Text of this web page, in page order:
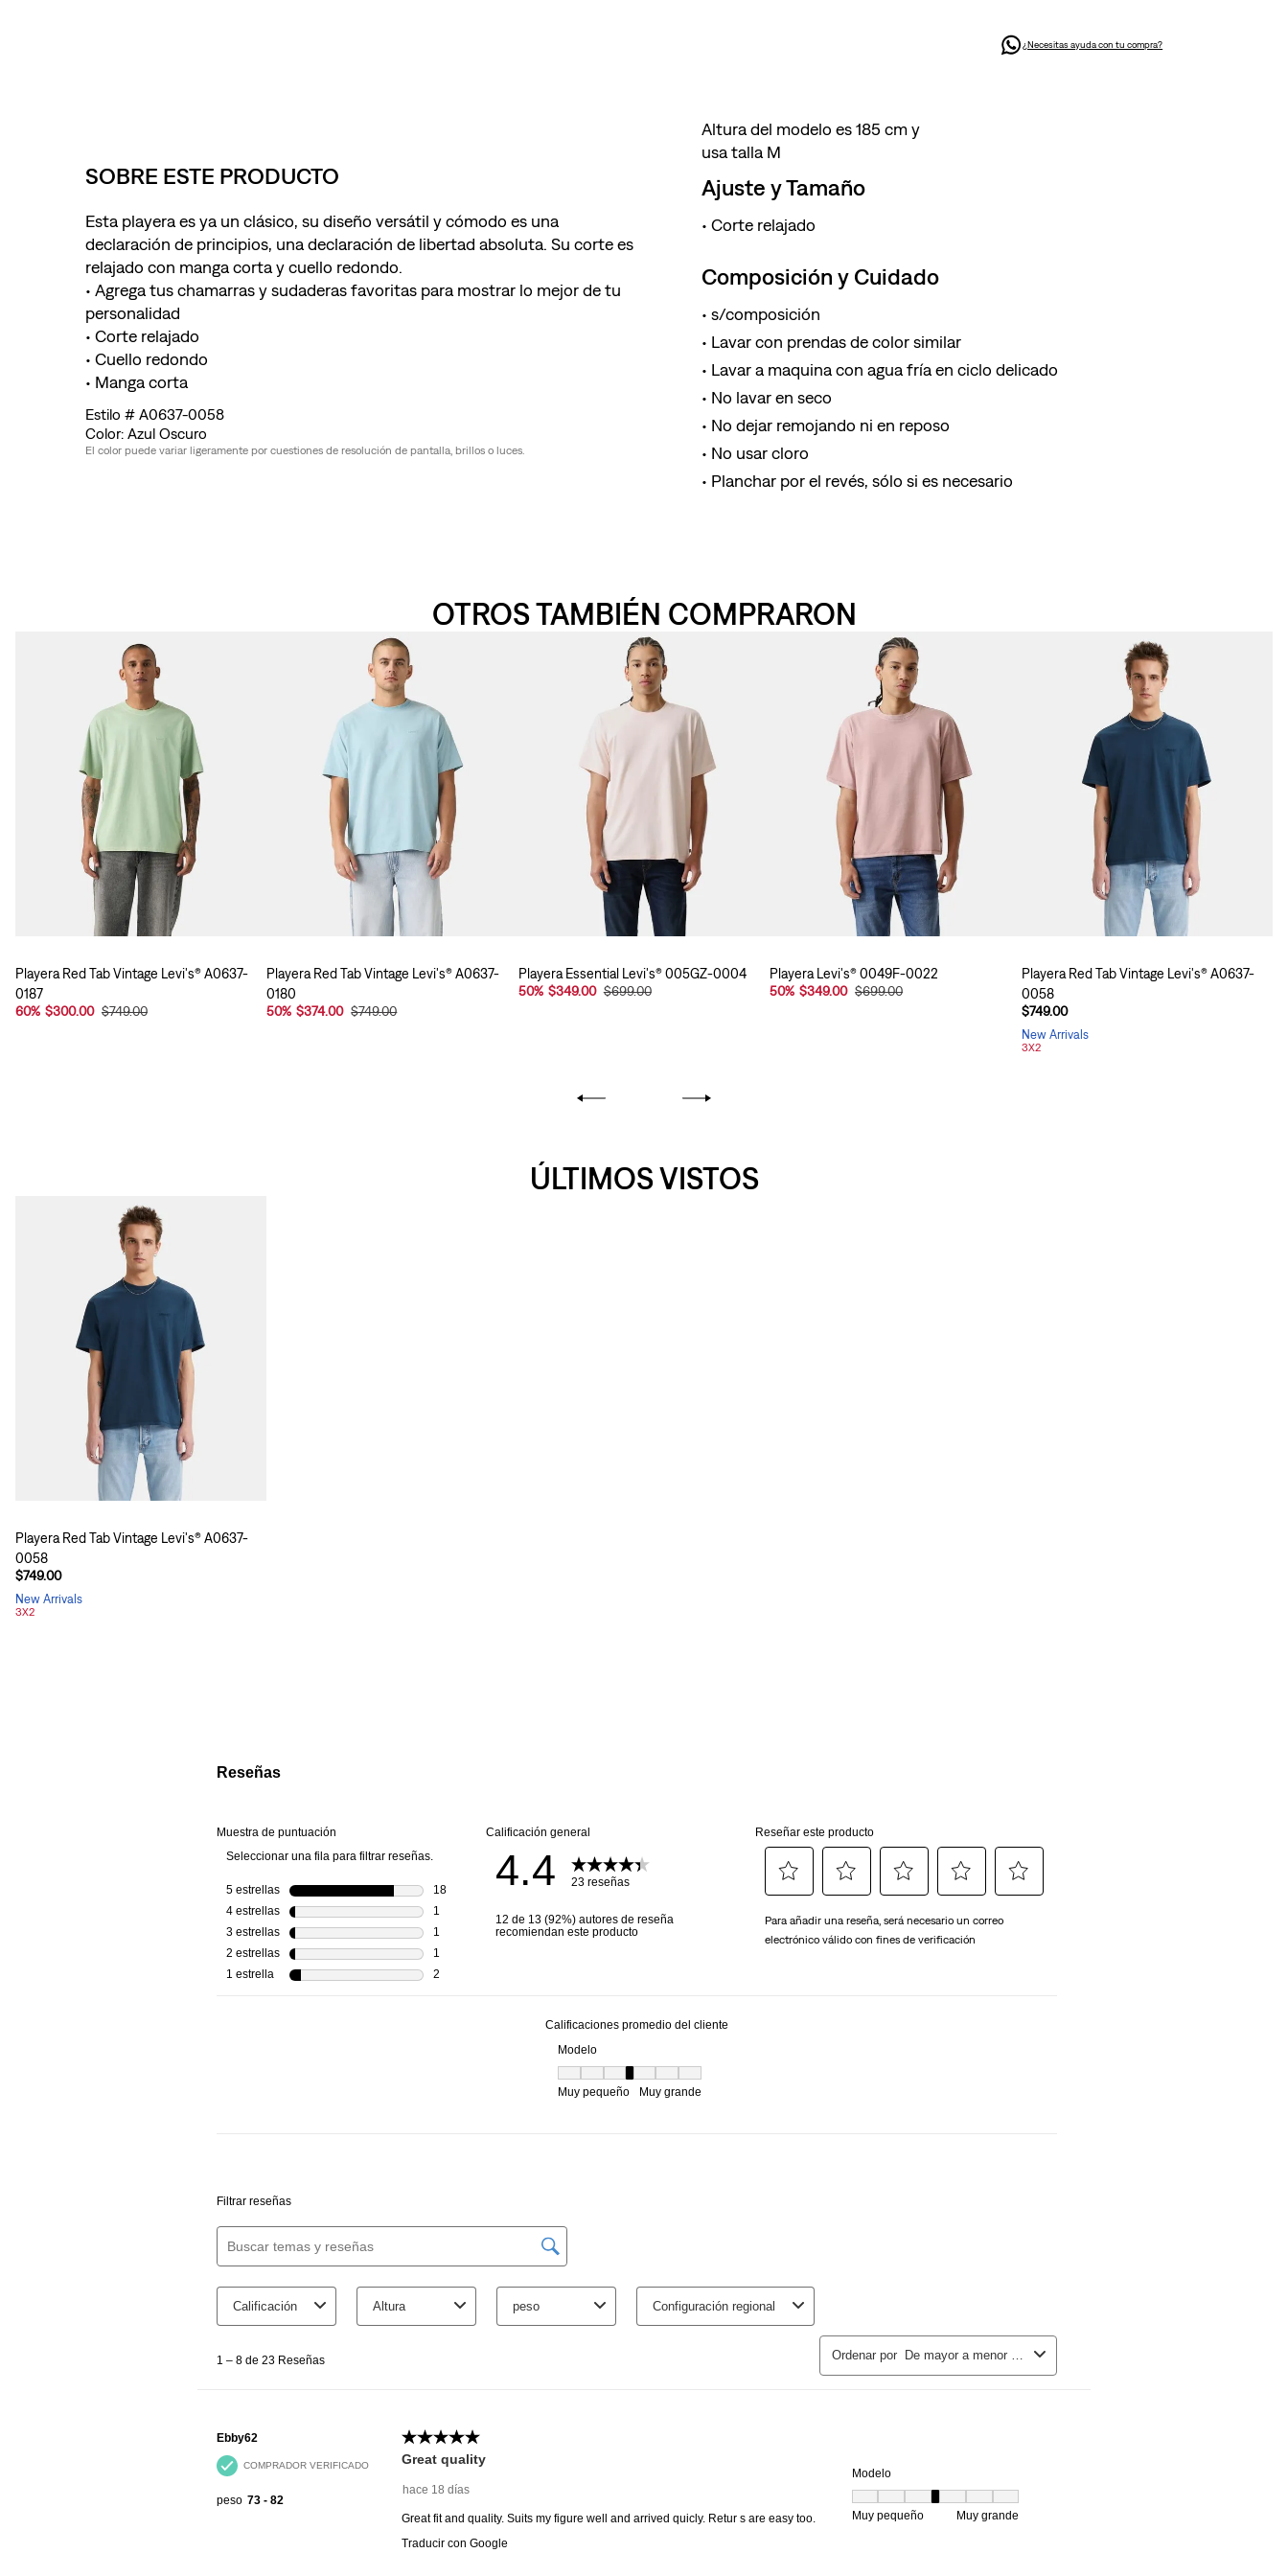
¿Necesitas ayuda con tu compra?
SOBRE ESTE PRODUCTO
Esta playera es ya un clásico, su diseño versátil y cómodo es una
declaración de principios, una declaración de libertad absoluta. Su corte es
relajado con manga corta y cuello redondo.
• Agrega tus chamarras y sudaderas favoritas para mostrar lo mejor de tu
personalidad
• Corte relajado
• Cuello redondo
• Manga corta
A0637-0058
Azul Oscuro
El color puede variar ligeramente por cuestiones de resolución de pantalla, brillos o luces.
Altura del modelo es 185 cm y
usa talla M
Ajuste y Tamaño
Corte relajado
Composición y Cuidado
s/composición
Lavar con prendas de color similar
Lavar a maquina con agua fría en ciclo delicado
No lavar en seco
No dejar remojando ni en reposo
No usar cloro
Planchar por el revés, sólo si es necesario
OTROS TAMBIÉN COMPRARON
Playera Red Tab Vintage Levi's® A0637-
0187
60% $300.00 $749.00
Playera Red Tab Vintage Levi's® A0637-
0180
50% $374.00 $749.00
Playera Essential Levi's® 005GZ-0004
50% $349.00 $699.00
Playera Levi's® 0049F-0022
50% $349.00 $699.00
Playera Red Tab Vintage Levi's® A0637-
0058
$749.00
New Arrivals
3X2
ÚLTIMOS VISTOS
Playera Red Tab Vintage Levi's® A0637-
0058
$749.00
New Arrivals
3X2